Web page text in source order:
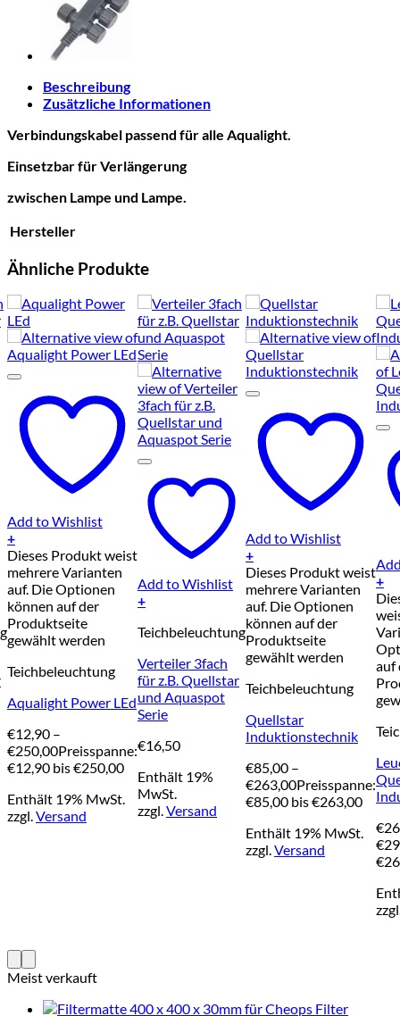
Beschreibung
Zusätzliche Informationen
Verbindungskabel passend für alle Aqualight.
Einsetzbar für Verlängerung
zwischen Lampe und Lampe.
Hersteller
Ähnliche Produkte
Add to Wishlist
+
Dieses Produkt weist
mehrere Varianten
auf. Die Optionen
können auf der
Produktseite
gewählt werden
Teichbeleuchtung
Aqualight Power LEd
€12,90 –
€250,00Preisspanne:
€12,90 bis €250,00
Enthält 19% MwSt.
zzgl.Versand
Add to Wishlist
+
Teichbeleuchtung
Verteiler 3fach
für z.B. Quellstar
und Aquaspot
Serie
€16,50
Enthält 19%
MwSt.
zzgl.Versand
Add to Wishlist
+
Dieses Produkt weist
mehrere Varianten
auf. Die Optionen
können auf der
Produktseite
gewählt werden
Teichbeleuchtung
Quellstar
Induktionstechnik
€85,00 –
€263,00Preisspanne:
€85,00 bis €263,00
Enthält 19% MwSt.
zzgl.Versand
+
auf
€
€
Meist verkauft